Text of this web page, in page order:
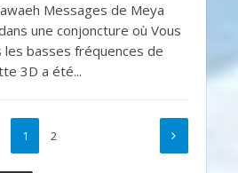
Messages de Meya
une conjoncture où Vous
les basses fréquences de
3D a été...
1 2